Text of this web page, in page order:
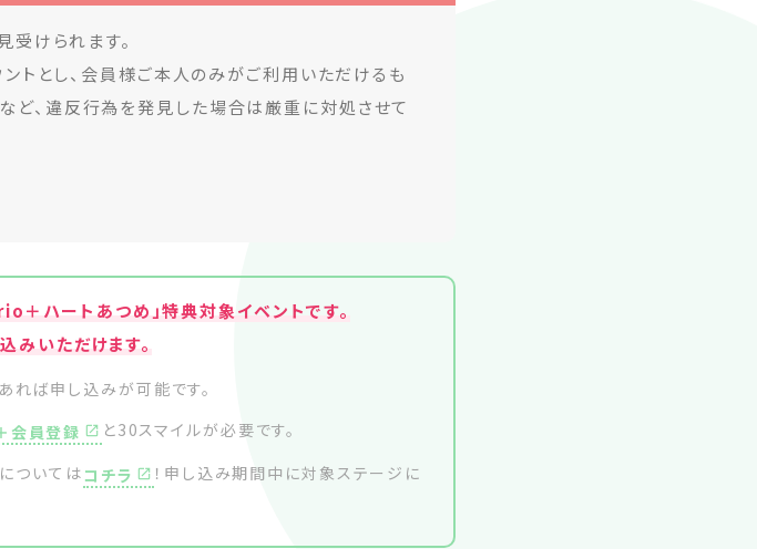
けられます。
トとし、会員様ご本人のみがご利用いただけるも
ど、違反行為を発見した場合は厳重に対処させて
ハートあつめ」特典対象イベントです。
みいただけます。
ば申し込みが可能です。
員登録
と30スマイルが必要です。
ついては コチラ
！申し込み期間中に対象ステージに